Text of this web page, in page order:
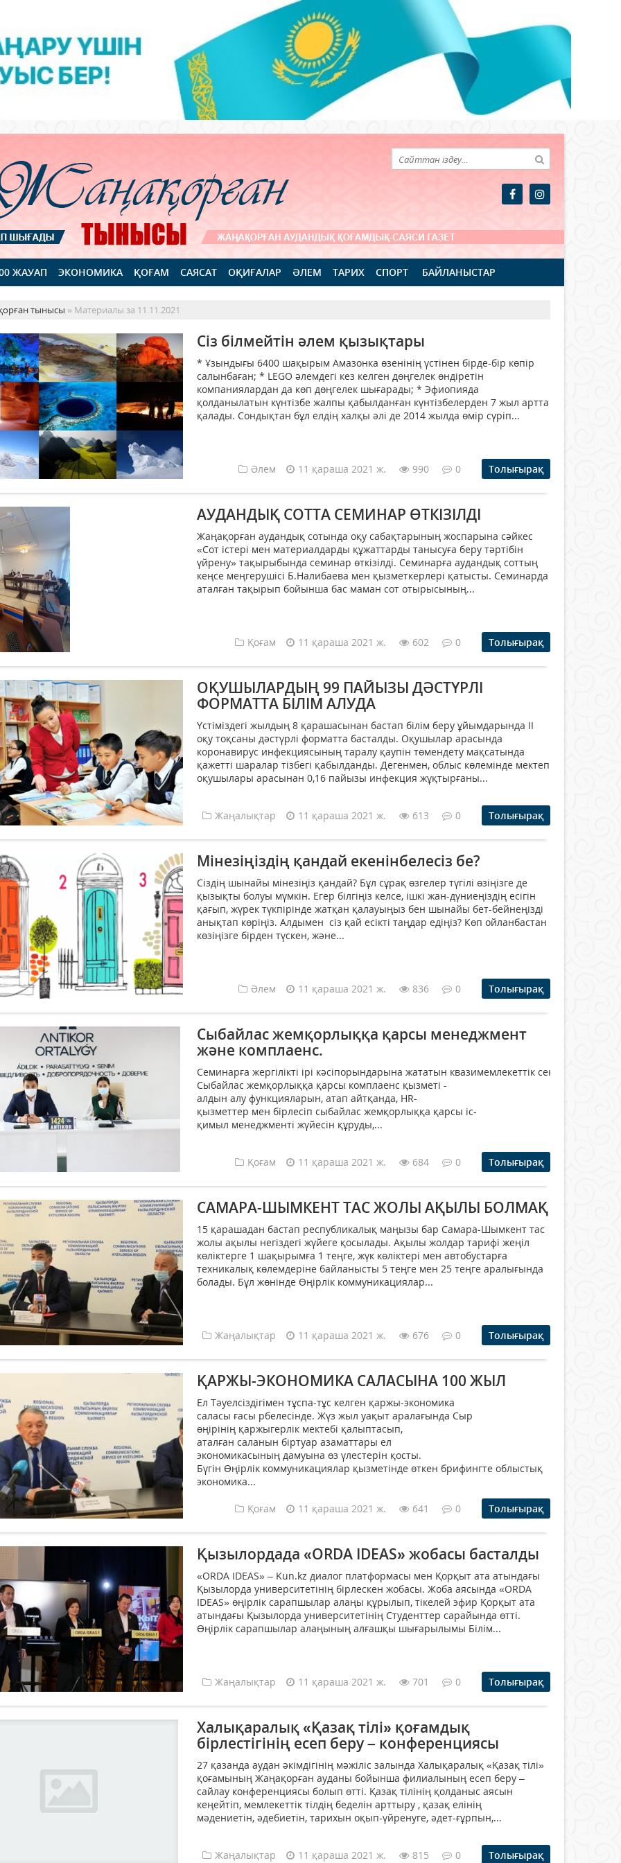
ЖАУАП ЭКОНОМИКА ҚОҒАМ САЯСАТ ОҚИҒАЛАР ӘЛЕМ ТАРИХ СПОРТ БАЙЛАНЫСТАР
тынысы » Материалы за 11.11.2021
Сіз білмейтін әлем қызықтары
* Ұзындығы 6400 шақырым Амазонка өзенінің үстінен бірде-бір көпір
салынбаған; * LEGO әлемдегі кез келген дөңгелек өндіретін
компаниялардан да көп дөңгелек шығарады; * Эфиопияда
қолданылатын күнтізбе жалпы қабылданған күнтізбелерден 7 жыл артта
қалады. Сондықтан бұл елдің халқы әлі де 2014 жылда өмір сүріп...
Әлем 11 қараша 2021 ж. 990 0 Толығырақ
АУДАНДЫҚ СОТТА СЕМИНАР ӨТКІЗІЛДІ
️Жаңақорған аудандық сотында оқу сабақтарының жоспарына сәйкес
«Сот істері мен материалдарды құжаттарды танысуға беру тәртібін
үйрену» тақырыбында семинар өткізілді. Семинарға аудандық соттың
кеңсе меңгерушісі Б.Налибаева мен қызметкерлері қатысты. Семинарда
аталған тақырып бойынша бас маман сот отырысының...
Қоғам 11 қараша 2021 ж. 602 0 Толығырақ
ОҚУШЫЛАРДЫҢ 99 ПАЙЫЗЫ ДӘСТҮРЛІ
ФОРМАТТА БІЛІМ АЛУДА
Үстіміздегі жылдың 8 қарашасынан бастап білім беру ұйымдарында ІІ
оқу тоқсаны дәстүрлі форматта басталды. Оқушылар арасында
коронавирус инфекциясының таралу қаупін төмендету мақсатында
қажетті шаралар тізбегі қабылданды. Дегенмен, облыс көлемінде мектеп
оқушылары арасынан 0,16 пайызы инфекция жұқтырғаны...
Жаңалықтар 11 қараша 2021 ж. 613 0 Толығырақ
Мінезіңіздің қандай екенінбелесіз бе?
Сіздің шынайы мінезіңіз қандай? Бұл сұрақ өзгелер түгілі өзіңізге де
қызықты болуы мүмкін. Егер білгіңіз келсе, ішкі жан-дүниеңіздің есігін
қағып, жүрек түкпірінде жатқан қалауыңыз бен шынайы бет-бейнеңізді
анықтап көріңіз. Алдымен сіз қай есікті таңдар едіңіз? Көп ойланбастан
көзіңізге бірден түскен, және...
Әлем 11 қараша 2021 ж. 836 0 Толығырақ
Сыбайлас жемқорлыққа қарсы менеджмент
және комплаенс.
Семинарға жергілікті ірі кәсіпорындарына жататын квазимемлекеттік
Сыбайлас жемқорлыққа қарсы комплаенс қызметі -
алдын алу функцияларын, атап айтқанда, HR-
қызметтер мен бірлесіп сыбайлас жемқорлыққа қарсы іс-
қимыл менеджменті жүйесін құруды,...
Қоғам 11 қараша 2021 ж. 684 0 Толығырақ
САМАРА-ШЫМКЕНТ ТАС ЖОЛЫ АҚЫЛЫ БОЛМАҚ
15 қарашадан бастап республикалық маңызы бар Самара-Шымкент тас
жолы ақылы негіздегі жүйеге қосылады. Ақылы жолдар тарифі жеңіл
көліктерге 1 шақырымға 1 теңге, жүк көліктері мен автобустарға
техникалық көлемдеріне байланысты 5 теңге мен 25 теңге аралығында
болады. Бұл жөнінде Өңірлік коммуникациялар...
Жаңалықтар 11 қараша 2021 ж. 676 0 Толығырақ
ҚАРЖЫ-ЭКОНОМИКА САЛАСЫНА 100 ЖЫЛ
Ел Тәуелсіздігімен тұспа-тұс келген қаржы-экономика
саласы ғасы рбелесінде. Жүз жыл уақыт аралағында Сыр
өңірінің қаржыгерлік мектебі қалыптасып,
аталған саланын біртуар азаматтары ел
экономикасының дамуына өз үлестерін қосты.
Бүгін Өңірлік коммуникациялар қызметінде өткен брифингте облыстық
экономика...
Қоғам 11 қараша 2021 ж. 641 0 Толығырақ
Қызылордада «ORDA IDEAS» жобасы басталды
«ORDA IDEAS» – Kun.kz диалог платформасы мен Қорқыт ата атындағы
Қызылорда университетінің бірлескен жобасы. Жоба аясында «ORDA
IDEAS» өңірлік сарапшылар алаңы құрылып, тікелей эфир Қорқыт ата
атындағы Қызылорда университетінің Студенттер сарайында өтті.
Өңірлік сарапшылар алаңының алғашқы шығарылымы Білім...
Жаңалықтар 11 қараша 2021 ж. 701 0 Толығырақ
Халықаралық «Қазақ тілі» қоғамдық
бірлестігінің есеп беру – конференциясы
27 қазанда аудан әкімдігінің мәжіліс залында Халықаралық «Қазақ тілі»
қоғамының Жаңақорған ауданы бойынша филиалының есеп беру –
сайлау конференциясы болып өтті. Қазақ тілінің қолданыс аясын
кеңейтіп, мемлекеттік тілдің беделін арттыру , қазақ елінің
мәдениетін, әдебиетін, тарихын оқып-үйренуге, әдет-ғұрпын,...
Жаңалықтар 11 қараша 2021 ж. 815 0 Толығырақ